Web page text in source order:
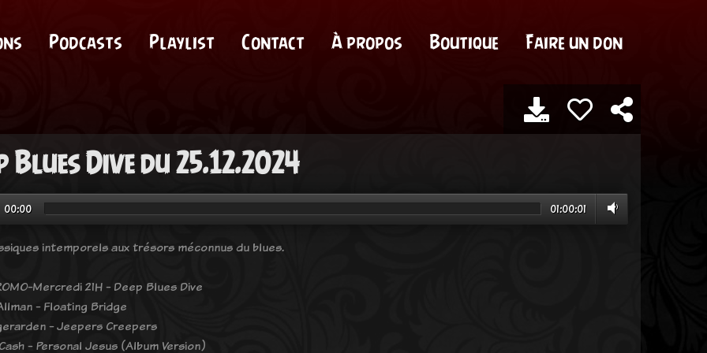
Podcasts Playlist Contact À propos Boutique Faire un don
Blues Dive du 25.12.2024
00:00 01:00:01
intemporels aux trésors méconnus du blues.
Mercredi 21H - Deep Blues Dive
- Floating Bridge
- Jeepers Creepers
- Personal Jesus (Album Version)